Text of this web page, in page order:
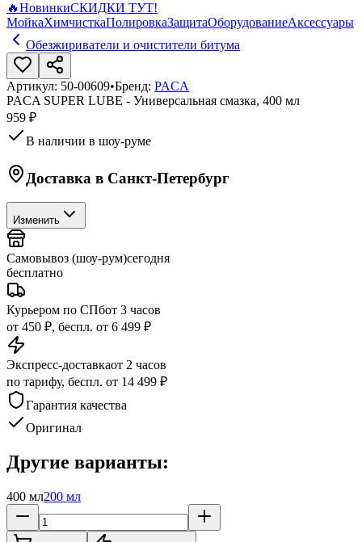
🔥НовинкиСКИДКИ ТУТ!
МойкаХимчисткаПолировкаЗащитаОборудованиеАксессуары
Обезжириватели и очистители битума
Артикул: 50-00609•Бренд: PACA
PACA SUPER LUBE - Универсальная смазка, 400 мл
959 ₽
В наличии в шоу-руме
Доставка в Санкт-Петербург
Изменить
Самовывоз (шоу-рум)сегодня
бесплатно
Курьером по СПбот 3 часов
от 450 ₽, беспл. от 6 499 ₽
Экспресс-доставкаот 2 часов
по тарифу, беспл. от 14 499 ₽
Гарантия качества
Оригинал
Другие варианты:
400 мл200 мл